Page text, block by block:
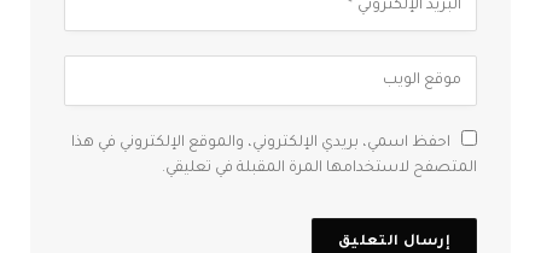
احفظ اسمي، بريدي الإلكتروني، والموقع الإلكتروني في هذا
المتصفح لاستخدامها المرة المقبلة في تعليقي.